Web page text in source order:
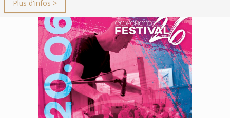
Plus d'infos >